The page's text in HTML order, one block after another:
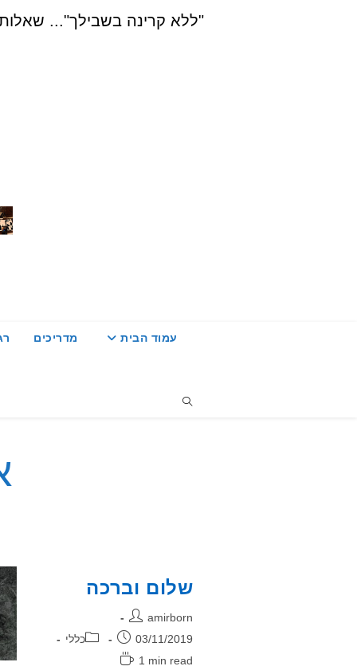
"ללא קרינה בשבילך"... שאלות, הדרכה ויעוץ
עמוד הבית מדריכים
שלום וברכה
מחבר:
amirborn
פורסם:
03/11/2019 קטגוריה:
כללי
זמן
1 min read